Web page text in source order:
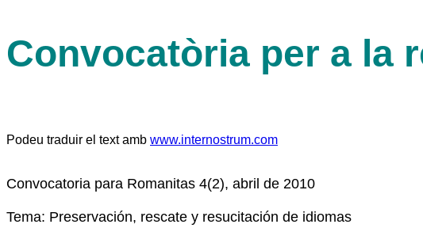
Convocatòria per a la
Podeu traduir el text amb www.internostrum.com
Convocatoria para Romanitas 4(2), abril de 2010
Tema: Preservación, rescate y resucitación de idiomas